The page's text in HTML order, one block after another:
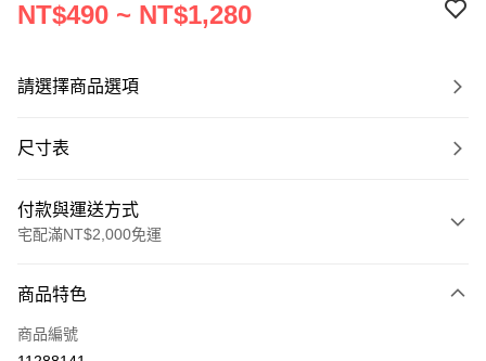
NT$490 ~ NT$1,280
請選擇商品選項
尺寸表
付款與運送方式
宅配滿NT$2,000免運
信用卡一次付款
信用卡分期付款
商品特色
商品編號